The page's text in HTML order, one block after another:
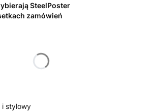
SteelPoster
zamówień
i stylowy